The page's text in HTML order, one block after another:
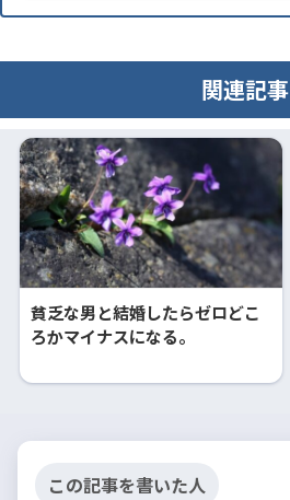
関連記事
貧乏な男と結婚したらゼロどこ
ろかマイナスになる。
この記事を書いた人